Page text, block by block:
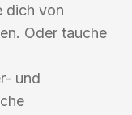
dich von
Oder tauche
und